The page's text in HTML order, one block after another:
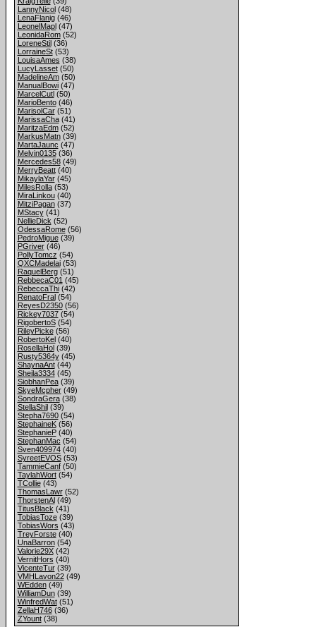
LannyNicol(48)
LenaFlanig(46)
LeonelMapl(47)
LeonidaRom(52)
LoreneStil(36)
LorraineSt(53)
LouisaAmes (38)
LucyLasset(50)
MadelineAm(50)
ManualBowi(47)
MarcelCutl(50)
MarioBento(46)
MarisolCar(51)
MarissaCha(41)
MaritzaEdm(52)
MarkusMatn(39)
MartaJaunc (47)
Melvin0135(36)
Mercedes58(49)
MerryBeatt(40)
MikaylaYar(45)
MilesRolla(53)
MiraLinkou(40)
MitziPagan(37)
MStacy(41)
NellieDick (52)
OdessaRome(56)
PedroMigue(39)
PGriver(46)
PollyTomcz (54)
QXCMadelai(53)
RaquelBerg(51)
RebbecaC01 (45)
RebeccaThi(42)
RenatoFral(54)
ReyesD2350(56)
Rickey7037(54)
RigobertoS(54)
RileyPicke(56)
RobertoKel(40)
RosellaHol(39)
Rusty5364y(45)
ShaynaAnt(44)
Sheila3334(45)
SiobhanPea(39)
SkyeMcpher(49)
SondraGera(38)
StellaShil(39)
Stepha7690(54)
StephaineK(56)
StephanieP(40)
StephanMac (54)
Sven409974(40)
SyreetEVOS(53)
TammieCanf(50)
TaylahWort(54)
TCollie(43)
ThomasLawr(52)
ThorstenAl(49)
TitusBlack (41)
TobiasToze(39)
TobiasWors (43)
TreyForste(40)
UnaBarron(54)
Valorie29X(42)
VernitHors (40)
VicenteTur(39)
VMHLavon22(49)
WEdden(49)
WilliamDun(39)
WinfredWat(51)
ZellaH746(36)
ZYount(38)